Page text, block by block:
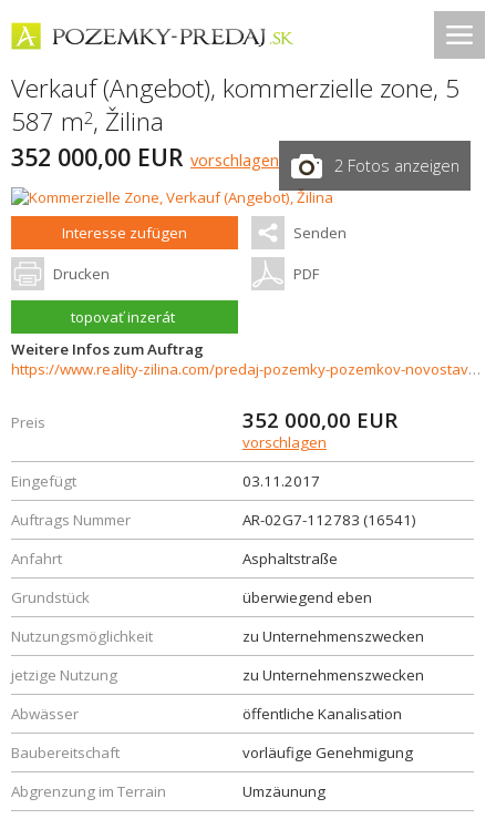
Verkauf (Angebot), kommerzielle zone, 5
587 m2, Žilina
352 000,00 EUR vorschlagen 2 Fotos anzeigen
Interesse zufügen Senden
Drucken PDF
topovať inzerát
Weitere Infos zum Auftrag
https://www.reality-zilina.com/predaj-pozemky-pozemkov-novostavby/Priemyselny-pozemok-5587-m2--Zilina--Banova-16541/?utm_source=areality&utm_medium=xml&utm_term=16541&utm_content=chalupa&utm_campaign=portaly
Preis 352 000,00 EUR
vorschlagen
Eingefügt
03.11.2017
Auftrags Nummer
AR-02G7-112783 (16541)
Anfahrt
Asphaltstraße
Grundstück
überwiegend eben
Nutzungsmöglichkeit
zu Unternehmenszwecken
jetzige Nutzung
zu Unternehmenszwecken
Abwässer
öffentliche Kanalisation
Baubereitschaft
vorläufige Genehmigung
Abgrenzung im Terrain
Umzäunung